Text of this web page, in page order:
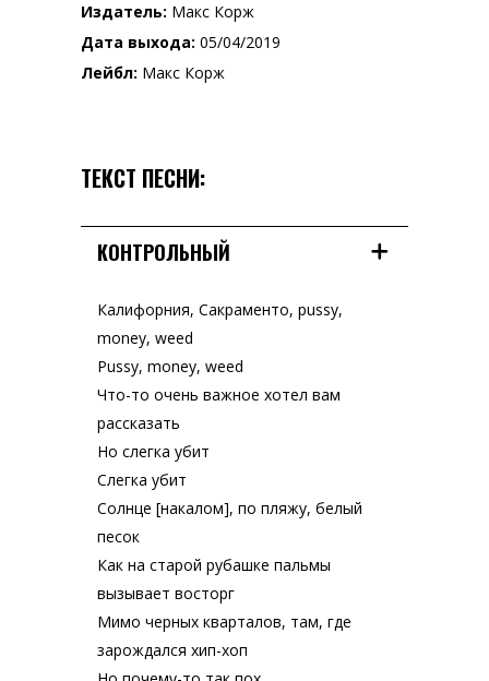
Издатель: Макс Корж
Дата выхода: 05/04/2019
Лейбл: Макс Корж
ТЕКСТ ПЕСНИ:
КОНТРОЛЬНЫЙ
Калифорния, Сакраменто, pussy,
money, weed
Pussy, money, weed
Что-то очень важное хотел вам
рассказать
Но слегка убит
Слегка убит
Солнце [накалом], по пляжу, белый
песок
Как на старой рубашке пальмы
вызывает восторг
Мимо черных кварталов, там, где
зарождался хип-хоп